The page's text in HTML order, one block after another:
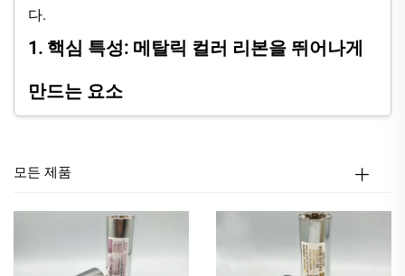
다.
1. 핵심 특성: 메탈릭 컬러 리본을 뛰어나게
만드는 요소
공예 제작자 모두에게 다목적으로 활용될 수 있습니다.
1.1 프리미엄한 매력을 위한 생생한 메탈릭 마감
메탈릭 컬러 리본은 화사한 메탈릭 마감을 제공하며, 특
히 고급스럽고 광택 있는 녹색으로 즉각적인 럭셔리함
모든 제품